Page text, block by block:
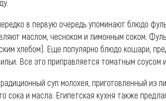
в первую очередь упоминают блюдо
маслом, чесноком и лимонным соком.
хлебом). Еще популярно блюдо кошари,
Все это приправляется томатным соусом
суп молохея, приготовленный из
сока и масла. Египетская кухня также